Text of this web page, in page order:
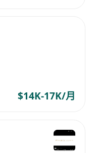
$14K-17K/月